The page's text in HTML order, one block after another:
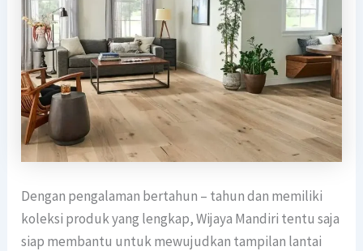
Dengan pengalaman bertahun – tahun dan memiliki
koleksi produk yang lengkap, Wijaya Mandiri tentu saja
siap membantu untuk mewujudkan tampilan lantai